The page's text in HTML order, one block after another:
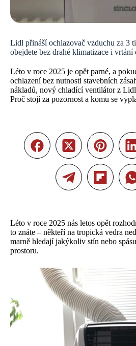
Lidl přináší ochlazovač vzduchu za 3
obejdete bez drahé klimatizace i vrtání
Léto v roce 2025 je opět parné, a
ochlazení bez nutnosti stavebních
nákladů, nový chladící ventilátor z
Proč stojí za pozornost a komu se
Léto v roce 2025 nás letos opět
to znáte – někteří na tropická vedra
marně hledají jakýkoliv stín nebo
prostoru.